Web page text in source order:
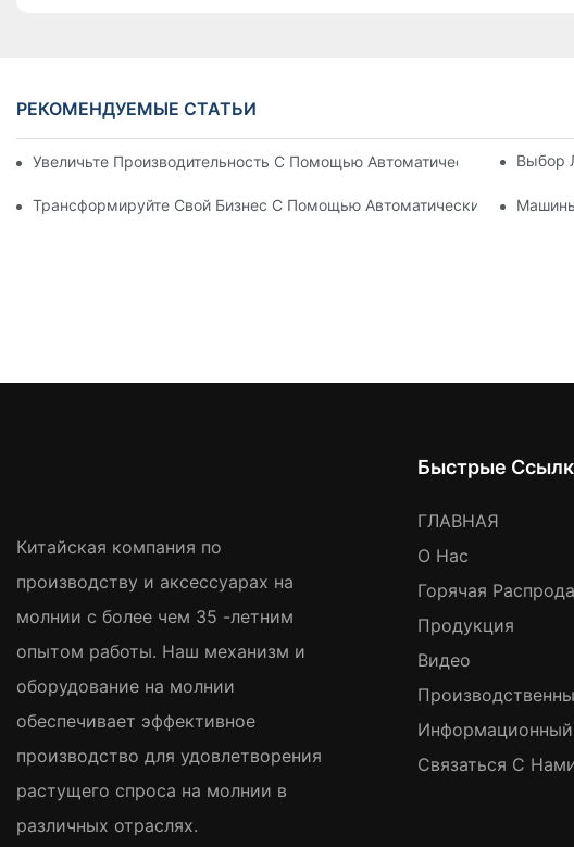
РЕКОМЕНДУЕМЫЕ СТАТЬИ
Увеличьте Производительность С Помощью Автоматических МашинВыбор
Трансформируйте Свой Бизнес С Помощью Автоматических Машин
Китайская компания по
производству и аксессуарах на
молнии с более чем 35 -летним
опытом работы. Наш механизм и
оборудование на молнии
обеспечивает эффективное
производство для удовлетворения
растущего спроса на молнии в
различных отраслях.
Быстрые
ГЛАВНАЯ
О Нас
Горячая
Продукция
Видео
Связаться С